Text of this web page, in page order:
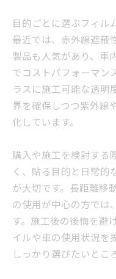
目的ごとに選ぶフィル
最近では、赤外線遮蔽
製品も人気があり、車
でコストパフォーマン
ラスに施工可能な透明
界を確保しつつ紫外線
化しています。
購入や施工を検討する
く、貼る目的と日常的
が大切です。長距離移
の使用が中心の方では
す。施工後の後悔を避
イルや車の使用状況を
しっかり選びたいとこ